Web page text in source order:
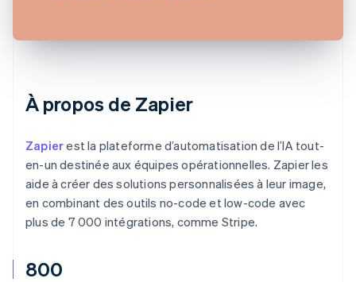
800
À propos de Zapier
Zapierest la plateforme d’automatisation de l’IA tout-
en-un destinée aux équipes opérationnelles. Zapier les
aide à créer des solutions personnalisées à leur image,
en combinant des outils no-code et low-code avec
plus de 7 000 intégrations, comme Stripe.